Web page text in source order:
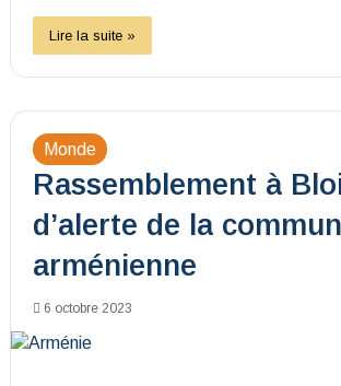
Lire la suite »
Monde
Rassemblement à
d’alerte de la
arménienne
6 octobre 2023